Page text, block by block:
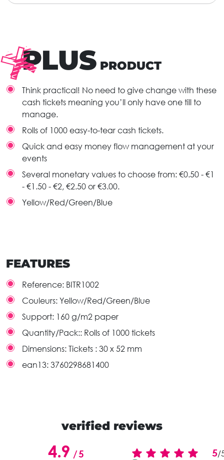
PLUS PRODUCT
Think practical! No need to give change with these
cash tickets meaning you’ll only have one till to
manage.
Rolls of 1000 easy-to-tear cash tickets.
Quick and easy money flow management at your
events
Several monetary values to choose from: €0.50 - €1
- €1.50 - €2, €2.50 or €3.00.
Yellow/Red/Green/Blue
FEATURES
Reference: BITR1002
Couleurs: Yellow/Red/Green/Blue
Support: 160 g/m2 paper
Quantity/Pack:: Rolls of 1000 tickets
Dimensions: Tickets : 30 x 52 mm
ean13: 3760298681400
verified reviews
4.9/5 5/